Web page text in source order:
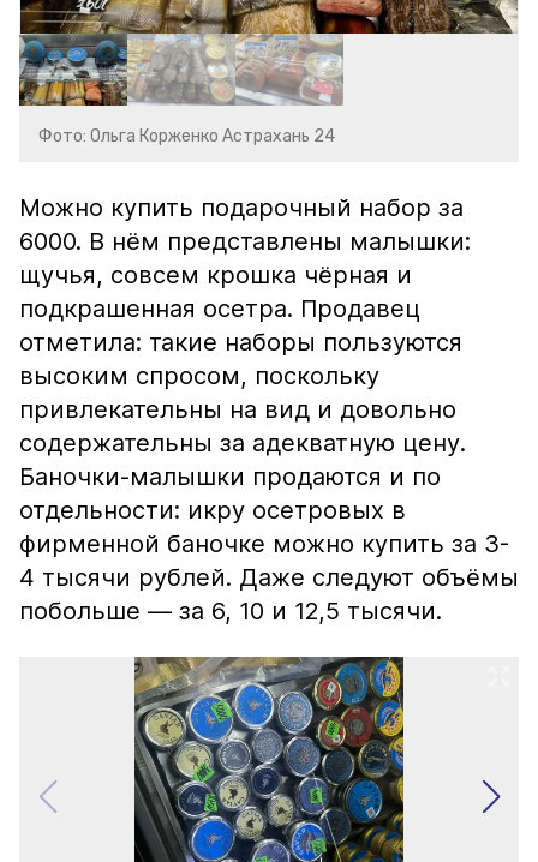
Фото: Ольга Корженко Астрахань 24
Можно купить подарочный набор за
6000. В нём представлены малышки:
щучья, совсем крошка чёрная и
подкрашенная осетра. Продавец
отметила: такие наборы пользуются
высоким спросом, поскольку
привлекательны на вид и довольно
содержательны за адекватную цену.
Баночки-малышки продаются и по
отдельности: икру осетровых в
фирменной баночке можно купить за 3-
4 тысячи рублей. Даже следуют объёмы
побольше — за 6, 10 и 12,5 тысячи.